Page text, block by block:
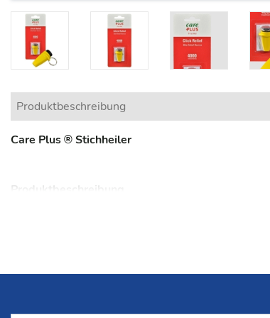
Produktbeschreibung
Care Plus ® Stichheiler
Produktbeschreibung
Der Stichheiler "Click Relief" minimiert den